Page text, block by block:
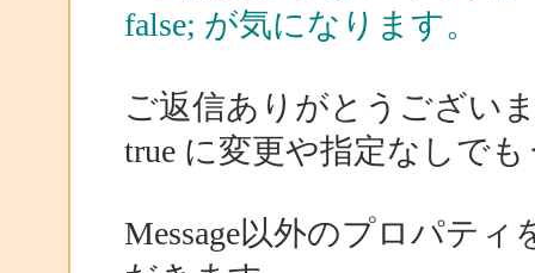
false; が気になります。
ご返信ありがとうござい
true に変更や指定なしで
Message以外のプロパテ